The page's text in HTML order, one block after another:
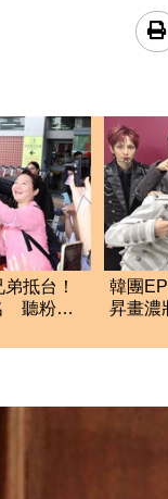
抵台！
聽粉絲
韓團
昇畫濃